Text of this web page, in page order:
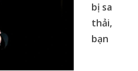
bị sa
thải,
bạn